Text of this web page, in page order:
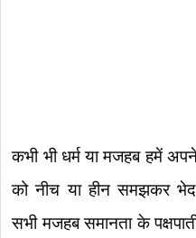
कभी भी धर्म या मजहब हमें
को नीच या हीन समझकर
सभी मजहब समानता के